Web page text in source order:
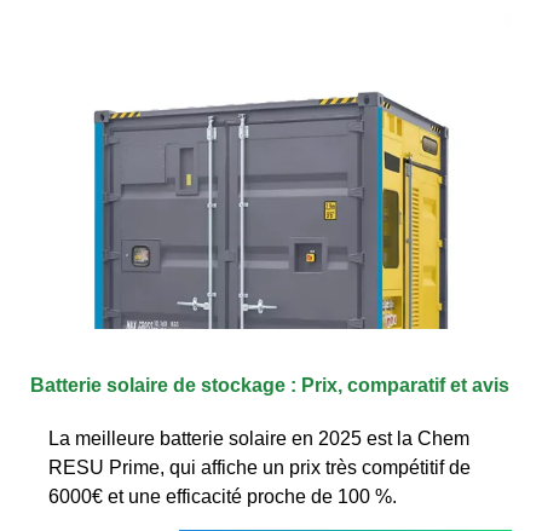
Batterie solaire de stockage : Prix, comparatif et avis
La meilleure batterie solaire en 2025 est la Chem
RESU Prime, qui affiche un prix très compétitif de
6000€ et une efficacité proche de 100 %.